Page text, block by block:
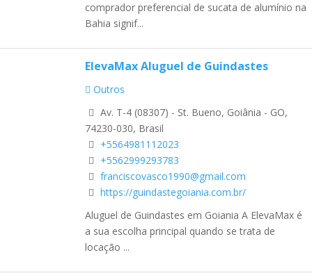
comprador preferencial de sucata de alumínio na
Bahia signif...
ElevaMax Aluguel de Guindastes
Outros
Av. T-4 (08307) - St. Bueno, Goiânia - GO,
74230-030, Brasil
+5564981112023
+5562999293783
franciscovasco1990@gmail.com
https://guindastegoiania.com.br/
Aluguel de Guindastes em Goiania A ElevaMax é
a sua escolha principal quando se trata de
locação ...